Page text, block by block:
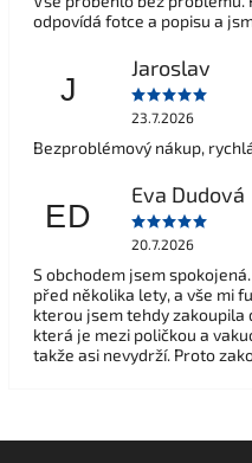
odpovídá fotce a popisu a
J
Jaroslav
23.7.2026
Bezproblémový nákup,
ED
Eva Dudová
20.7.2026
S obchodem jsem
před několika lety, a vše mi
kterou jsem tehdy zakoupila
která je mezi poličkou a
takže asi nevydrží. Proto